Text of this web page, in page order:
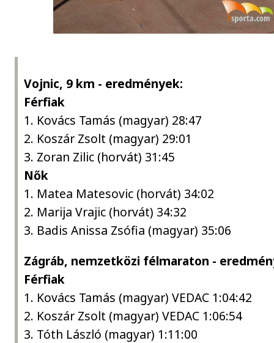
Vojnic, 9 km - eredmények:
Férfiak
1. Kovács Tamás (magyar) 28:47
2. Koszár Zsolt (magyar) 29:01
3. Zoran Zilic (horvát) 31:45
Nők
1. Matea Matesovic (horvát) 34:02
2. Marija Vrajic (horvát) 34:32
3. Badis Anissa Zsófia (magyar) 35:06
Zágráb, nemzetközi félmaraton -
Férfiak
1. Kovács Tamás (magyar) VEDAC 1:04:42
2. Koszár Zsolt (magyar) VEDAC 1:06:54
3. Tóth László (magyar) 1:11:00